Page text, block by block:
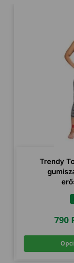
Trendy
790